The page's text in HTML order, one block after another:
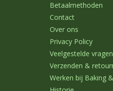
Betaalmethoden
Contact
Over ons
Privacy Policy
Veelgestelde vragen
Verzenden &
Werken bij Baking